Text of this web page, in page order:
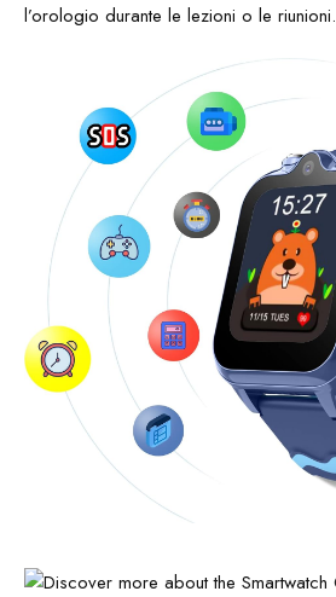
l’orologio durante le lezioni o le riunioni.